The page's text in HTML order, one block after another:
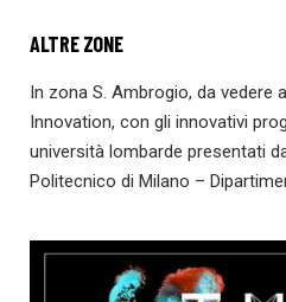
ALTRE ZONE
In zona S. Ambrogio, da vedere
Innovation, con gli innovativi
università lombarde presentati
Politecnico di Milano –